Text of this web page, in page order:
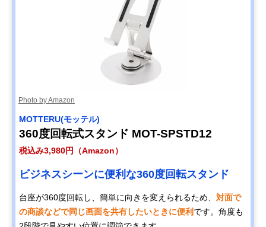
Photo by Amazon
MOTTERU(モッテル)
360度回転式スタンド MOT-SPSTD12
税込み3,980円（Amazon）
ビジネスシーンに便利な360度回転スタンド
台座が360度回転し、簡単に向きを変えられるため、 対面で
の商談などで同じ画面を共有したいときに便利 です。角度も